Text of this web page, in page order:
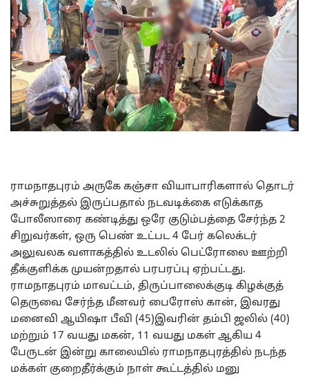
ராமநாதபுரம் அருகே கஞ்சா வியாபாரிகளால் தொடர்
அச்சுறுத்தல் இருப்பதால் நடவடிக்கை எடுக்காத
போலீஸாரை கண்டித்து ஒரே குடும்பத்தை சேர்ந்த 2
சிறுவர்கள், ஒரு பெண் உட்பட 4 பேர் கலெக்டர்
அலுவலக வளாகத்தில் உடலில் பெட்ரோலை ஊற்றி
தீக்குளிக்க முயன்றதால் பரபரப்பு ஏற்பட்டது.
ராமநாதபுரம் மாவட்டம், திருப்பாலைக்குடி கிழக்குத்
தெருவை சேர்ந்த மீனவர் பைரோஸ் கான், இவரது
மனைவி ஆயிஷா பீவி (45)இவரின் தம்பி ஜலில் (40)
மற்றும் 17 வயது மகன், 11 வயது மகள் ஆகிய 4
பேருடன் இன்று காலையில் ராமநாதபுரத்தில் நடந்த
மக்கள் குறைதீர்க்கும் நாள் கூட்டத்தில் மனு